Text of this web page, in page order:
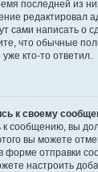
последней из
редактировал
сами написать о
что обычные
кто-то ответил.
к своему
к сообщению, вы
вы можете
форме отправки
настроить